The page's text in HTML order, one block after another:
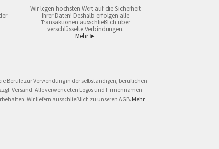
Wir legen höchsten Wert auf die Sicherheit
Ihrer Daten! Deshalb erfolgen alle
Transaktionen ausschließlich über
verschlüsselte Verbindungen.
Mehr ►
Berufe zur Verwendung in der selbständigen, beruflichen
Versand. Alle verwendeten Logos und Firmennamen
Wir liefern ausschließlich zu unseren AGB. Mehr